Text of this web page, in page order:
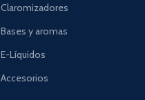
Claromizadores
Bases y aromas
E-Líquidos
Accesorios